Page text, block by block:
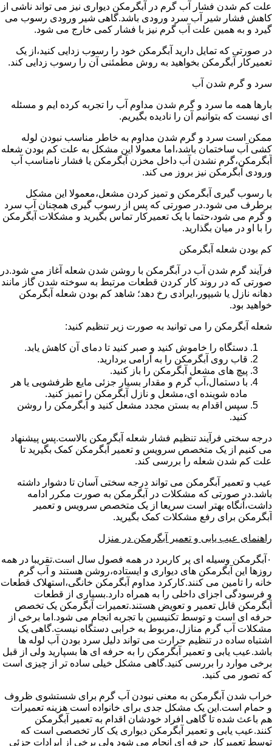
علت کم شدن فشار آب گرم در آبگرمکن دیواری نیز می تواند ناشی از
کاهش فشار شیر آب سرد ورودی باشد.گاهی شیر ورودی رسوب می
گیرد و به همین علت آب گرم نیز با فشار کمی خارج می شود.
در صورتی که تمایل دارید آبگرمکن خود را رسوب زدایی کنید،از یک
تعمیرکار آبگرمکن بخواهید به روش مطمئنی آن را رسوب زدایی کند.
سرد و گرم شدن آب
بارها همه ما سرد و گرم شدن مداوم آب را تجربه کرده ایم و مسئله
ای نیست که بتوانیم آن را نادیده بگیریم.
ممکن است سرد و گرم شدن مداوم به خاطر مناسب نبودن لوله
کشی آب ساختمان باشد،اما معمولا این مشکل به علت کم بودن شعله
آبگرمکن،گرم نشدن آب داخل مخزن آبگرمکن یا فشار نامناسب آب
ورودی آبگرمکن نیز بروز می کند.
با رسوب گیری آبگرمکن و تمیز کردن مشعل،معمولا این مشکل
برطرف می شود.در صورتی که پس از رسوب گیری همچنان آب سرد
و گرم می شود،حتما با یک تعمیرکار تماس بگیرید و مشکلات آبگرمکن
را با او در میان بگذارید.
کم بودن شعله آبگرمکن
فرآیند گرم شدن آب در آبگرمکن با روشن شدن شعله آغاز می شود.در
صورتی که در روند کار کردن قطعات مرتبط به سوخته شدن گاز مانند
دهانه نازل یا شیپور،ایرادی رخ دهد؛ شاهد کم بودن شعله آبگرمکن
خواهید بود.
شعله آبگرمکن را می توانید به صورت زیر تنظیم کنید:
دستگاه را خاموش کنید و صبر کنید تا دمای آن کاهش یابد.
قاب روی آبگرمکن را به آرامی بردارید.
پیچ های مشعل آبگرمکن را باز کنید.
با دستمال،آب گرم و مقدار بسیار جزئی مایع ظرفشویی یا هر
ماده شوینده ای،مشعل و نازل آبگرمکن را تمیز کنید.
سپس اقدام به بستن مجدد مشعل کنید و آبگرمکن را روشن
کنید.
درجه سختی فرآیند تنظیم فشار شعله آبگرمکن بالاست.پس پیشنهاد
می کنیم از یک متخصص سرویس و تعمیر آبگرمکن کمک بگیرید تا
علت کم شدن شعله را بررسی کند.
عیب و تعمیر آبگرمکن می تواند درجه سختی آسان تا دشوار داشته
باشد.در صورتی که مشکلات در آبگرمکن به صورت مکرر ادامه
داشت،آنگاه بهتر است سریعا از یک متخصص سرویس و تعمیر
آبگرمکن برای رفع مشکلات کمک بگیرید.
راهنمای عیب یابی و تعمیر آبگرمکن در منزل
۰آبگرمکن وسیله ای پر کاربرد در همه فصول سال است.تقریبا در همه
روزها این آبگرمکن های دیواری و ایستاده،روشن هستند و آب گرم
خانه را تامین می کنند.کارکرد مداوم آبگرمکن خانگی،استهلاک قطعات
و فرسودگی اجزای داخلی را به همراه دارد.بسیاری از قطعات
آبگرمکن قابل تعمیر و تعویض هستند.تعمیرات آبگرمکن یک تخصص
حرفه ای است و توسط تکنیسین با تجربه انجام می شود.اما برخی از
مشکلات آب گرم منازل،مربوط به خرابی دستگاه نیست.گاهی یک
اشتباه ساده در تنظیم حرارت می تواند دلیل سرد بودن آب لوله ها
باشد.عیب یابی و تعمیر آبگرمکن را به حرفه ای ها بسپارید ولی از قبل
برخی موارد را بررسی کنید.گاهی مشکل خیلی ساده تر از چیزی است
که تصور می کنید.
خراب شدن آبگرمکن به معنی نبودن آب گرم برای شستشوی ظروف
و حمام است.این یک مشکل جدی برای خانواده است هزینه تعمیرات
هم باعث شده تا گاهی افراد خودشان اقدام به تعمیر آبگرمکن
کنند.عیب یابی و تعمیر آبگرمکن دیواری یک کار تخصصی است که
توسط تعمیرکار حرفه ای انجام می شود ولی برخی از ایرادات جزئی